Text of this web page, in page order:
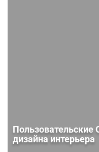
Пользовательские
дизайна интерьера